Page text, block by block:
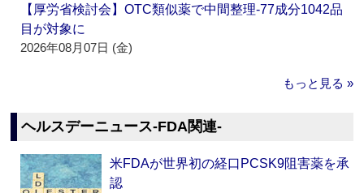
【厚労省検討会】OTC類似薬で中間整理‐77成分1042品
目が対象に
2026年08月07日 (金)
もっと見る »
ヘルスデーニュース‐FDA関連‐
米FDAが世界初の経口PCSK9阻害薬を承
認